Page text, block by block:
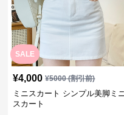
SALE
¥4,000 ¥5000(割引前)
ミニスカート シンプル美脚ミ
スカート